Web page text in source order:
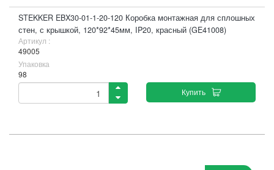
STEKKER EBX30-01-1-20-120 Коробка монтажная для сплошных
стен, с крышкой, 120*92*45мм, IP20, красный (GE41008)
Артикул :
49005
Упаковка
98
Купить